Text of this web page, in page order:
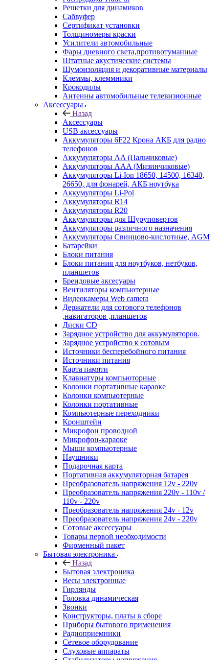
Решетки для динамиков
Сабвуфер
Сертификат установки
Толщиномеры краски
Усилители автомобильные
Фары дневного света,противотуманные
Штатные акустические системы
Шумоизоляция и декоративные материалы
Клеммы, клеммники
Крокодилы
Антенны автомобильные телевизионные
Аксессуары
Назад
Аксессуары
USB аксессуары
Аккумуляторы 6F22 Крона АКБ для радио
телефонов
Аккумуляторы AA (Пальчиковые)
Аккумуляторы AAA (Мизинчиковые)
Аккумуляторы Li-Ion 18650, 14500, 16340,
26650, для фонарей, АКБ ноутбука
Аккумуляторы Li-Pol
Аккумуляторы R14
Аккумуляторы R20
Аккумуляторы для Шуруповертов
Аккумуляторы различного назначения
Аккумуляторы Свинцово-кислотные, AGM
Батарейки
Блоки питания
Блоки питания для ноутбуков, нетбуков,
планшетов
Брендовые аксесуары
Вентиляторы компьютерные
Видеокамеры Web camera
Держатели для сотового телефонов
,навигаторов ,планшетов
Диски CD
Зарядное устройство для аккумуляторов.
Зарядное устройство к сотовым
Источники бесперебойного питания
Источники питания
Карта памяти
Клавиатуры компьюторные
Колонки портативные караоке
Колонки компьютерные
Колонки портативные
Компьютерные переходники
Кронштейн
Микрофон проводной
Микрофон-караоке
Мыши компьютерные
Наушники
Подарочная карта
Портативная аккумуляторная батарея
Преобразователь напряжения 12v - 220v
Преобразователь напряжения 220v - 110v /
110v - 220v
Преобразователь напряжения 24v - 12v
Преобразователь напряжения 24v - 220v
Сотовые аксессуары
Товары первой необходимости
Фирменный пакет
Бытовая электроника
Назад
Бытовая электроника
Весы электронные
Гирлянды
Головка динамическая
Звонки
Конструкторы, платы в сборе
Приборы бытового применения
Радиоприемники
Сетевое оборудование
Слуховые аппараты